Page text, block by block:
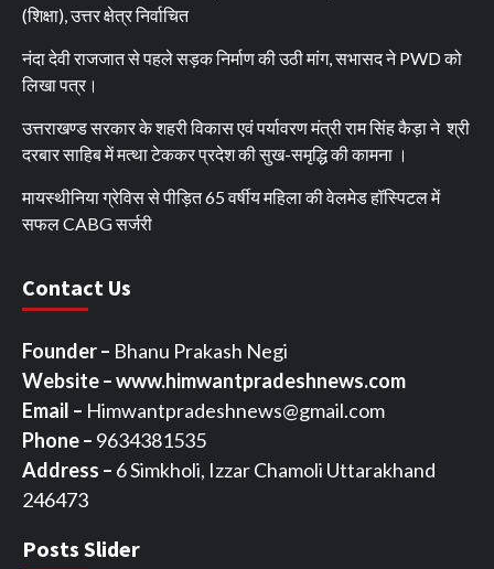
(शिक्षा), उत्तर क्षेत्र निर्वाचित
नंदा देवी राजजात से पहले सड़क निर्माण की उठी मांग, सभासद ने PWD को
लिखा पत्र।
उत्तराखण्ड सरकार के शहरी विकास एवं पर्यावरण मंत्री राम सिंह कैड़ा ने श्री
दरबार साहिब में मत्था टेककर प्रदेश की सुख-समृद्धि की कामना ।
मायस्थीनिया ग्रेविस से पीड़ित 65 वर्षीय महिला की वेलमेड हॉस्पिटल में
सफल CABG सर्जरी
Contact Us
Founder – Bhanu Prakash Negi
Website – www.himwantpradeshnews.com
Email – Himwantpradeshnews@gmail.com
Phone – 9634381535
Address – 6 Simkholi, Izzar Chamoli Uttarakhand
246473
Posts Slider